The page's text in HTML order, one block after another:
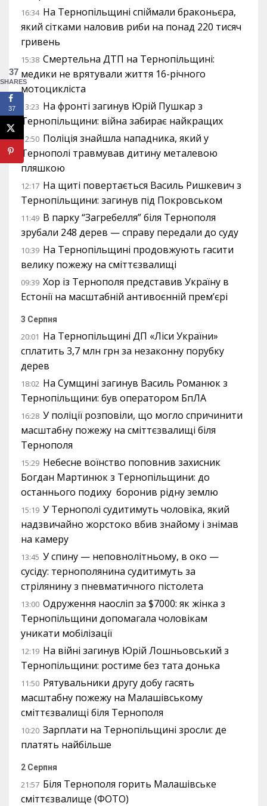
16:34 На Тернопільщині спіймали браконьєра,
який сітками наловив риби на понад 220 тисяч
гривень
15:38 Смертельна ДТП на Тернопільщині:
медики не врятували життя 16-річного
мотоцикліста
13:23 На фронті загинув Юрій Пушкар з
Тернопільщини: війна забирає найкращих
12:50 Поліція знайшла нападника, який у
Тернополі травмував дитину металевою
пляшкою
12:17 На щиті повертається Василь Ришкевич з
Тернопільщини: загинув під Покровськом
11:49 В парку “Загребелля” біля Тернополя
зрубали 248 дерев — справу передали до суду
10:39 На Тернопільщині продовжують гасити
велику пожежу на сміттєзвалищі
09:39 Хор із Тернополя представив Україну в
Естонії на масштабній антивоєнній прем’єрі
3 Серпня
20:01 На Тернопільщині ДП «Ліси України»
сплатить 3,7 млн грн за незаконну порубку
дерев
18:02 На Сумщині загинув Василь Романюк з
Тернопільщини: був оператором БпЛА
16:28 У поліції розповіли, що могло спричинити
масштабну пожежу на сміттєзвалищі біля
Тернополя
15:29 Небесне воїнство поповнив захисник
Богдан Мартинюк з Тернопільщини: до
останнього подиху боронив рідну землю
15:19 У Тернополі судитимуть чоловіка, який
надзвичайно жорстоко вбив знайому і знімав
на камеру
13:45 У спину — неповнолітньому, в око —
сусіду: тернополянина судитимуть за
стрілянину з пневматичного пістолета
13:00 Одруження наосліп за $7000: як жінка з
Тернопільщини допомагала чоловікам
уникати мобілізації
12:19 На війні загинув Юрій Лошньовський з
Тернопільщини: ростиме без тата донька
11:50 Рятувальники другу добу гасять
масштабну пожежу на Малашівському
сміттєзвалищі біля Тернополя
10:20 Зарплати на Тернопільщині зросли: де
платять найбільше
2 Серпня
21:57 Біля Тернополя горить Малашівське
сміттєзвалище (ФОТО)
37
SHARES
37